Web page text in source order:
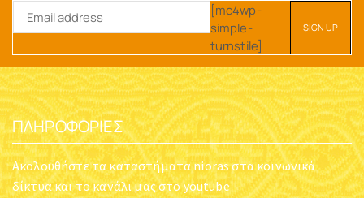
[mc4wp-
simple-
turnstile]
ΠΛΗΡΟΦΟΡΊΕΣ
Ακολουθήστε τα καταστήματα nioras στα κοινωνικά
δίκτυα και το κανάλι μας στο youtube